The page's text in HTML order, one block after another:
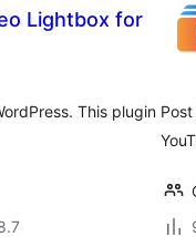
Lightbox for
This plugin